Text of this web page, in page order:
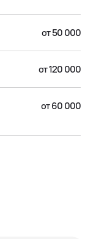
от 50 000
от 120 000
от 60 000